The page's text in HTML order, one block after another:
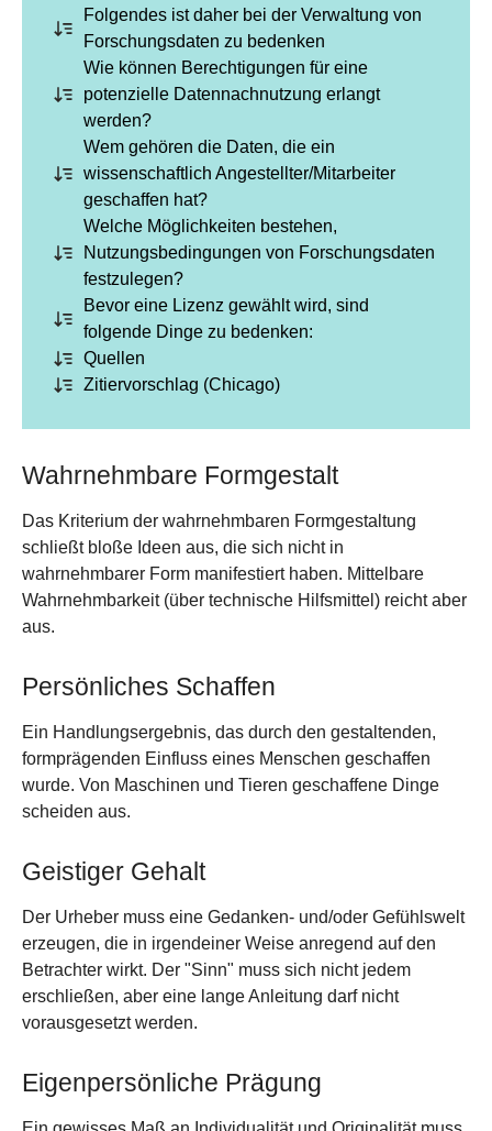
Folgendes ist daher bei der Verwaltung von
Forschungsdaten zu bedenken
Wie können Berechtigungen für eine
potenzielle Datennachnutzung erlangt
werden?
Wem gehören die Daten, die ein
wissenschaftlich Angestellter/Mitarbeiter
geschaffen hat?
Welche Möglichkeiten bestehen,
Nutzungsbedingungen von Forschungsdaten
festzulegen?
Bevor eine Lizenz gewählt wird, sind
folgende Dinge zu bedenken:
Quellen
Zitiervorschlag (Chicago)
Wahrnehmbare Formgestalt
Das Kriterium der wahrnehmbaren Formgestaltung
schließt bloße Ideen aus, die sich nicht in
wahrnehmbarer Form manifestiert haben. Mittelbare
Wahrnehmbarkeit (über technische Hilfsmittel) reicht aber
aus.
Persönliches Schaffen
Ein Handlungsergebnis, das durch den gestaltenden,
formprägenden Einfluss eines Menschen geschaffen
wurde. Von Maschinen und Tieren geschaffene Dinge
scheiden aus.
Geistiger Gehalt
Der Urheber muss eine Gedanken- und/oder Gefühlswelt
erzeugen, die in irgendeiner Weise anregend auf den
Betrachter wirkt. Der "Sinn" muss sich nicht jedem
erschließen, aber eine lange Anleitung darf nicht
vorausgesetzt werden.
Eigenpersönliche Prägung